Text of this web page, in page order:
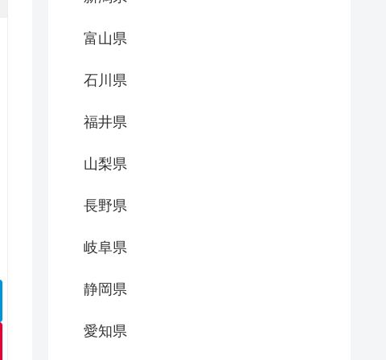
富山県
石川県
福井県
山梨県
長野県
岐阜県
静岡県
愛知県